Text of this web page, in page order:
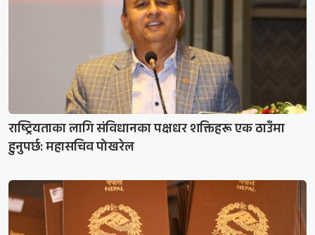
राष्ट्रियताका लागि संविधानका पक्षधर शक्तिहरू एक ठाउँमा
हुनुपर्छ: महासचिव पोखरेल